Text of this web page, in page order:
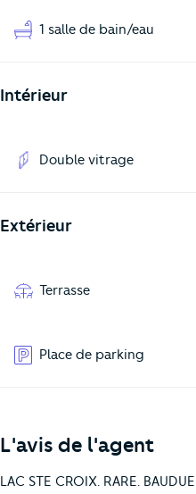
1 salle de bain/eau
Intérieur
Double vitrage
Extérieur
Terrasse
Place de parking
L'avis de l'agent
LAC STE CROIX. RARE.